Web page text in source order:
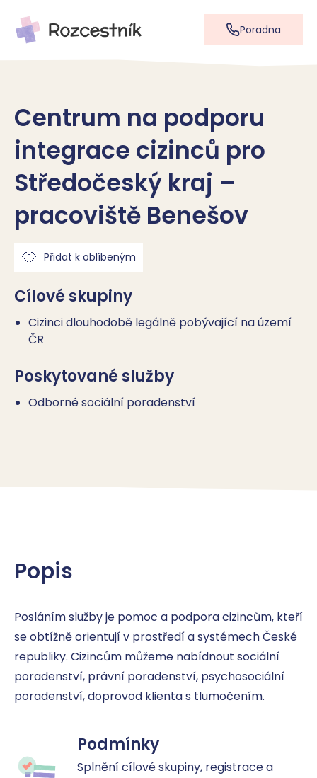
Poradna
Centrum na podporu
integrace cizinců pro
Středočeský kraj –
pracoviště Benešov
Přidat k oblíbeným
Cílové skupiny
Cizinci dlouhodobě legálně pobývající na území
ČR
Poskytované služby
Odborné sociální poradenství
Popis
Posláním služby je pomoc a podpora cizincům, kteří
se obtížně orientují v prostředí a systémech České
republiky. Cizincům můžeme nabídnout sociální
poradenství, právní poradenství, psychosociální
poradenství, doprovod klienta s tlumočením.
Podmínky
Splnění cílové skupiny, registrace a